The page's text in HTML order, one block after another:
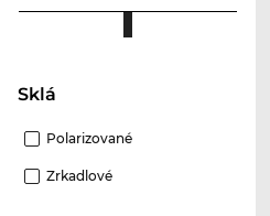
Sklá
Polarizované
Zrkadlové